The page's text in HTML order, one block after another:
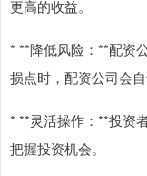
更高的收益。
* **降低风险：**配资
损点时，配资公司会
* **灵活操作：**投资
把握投资机会。